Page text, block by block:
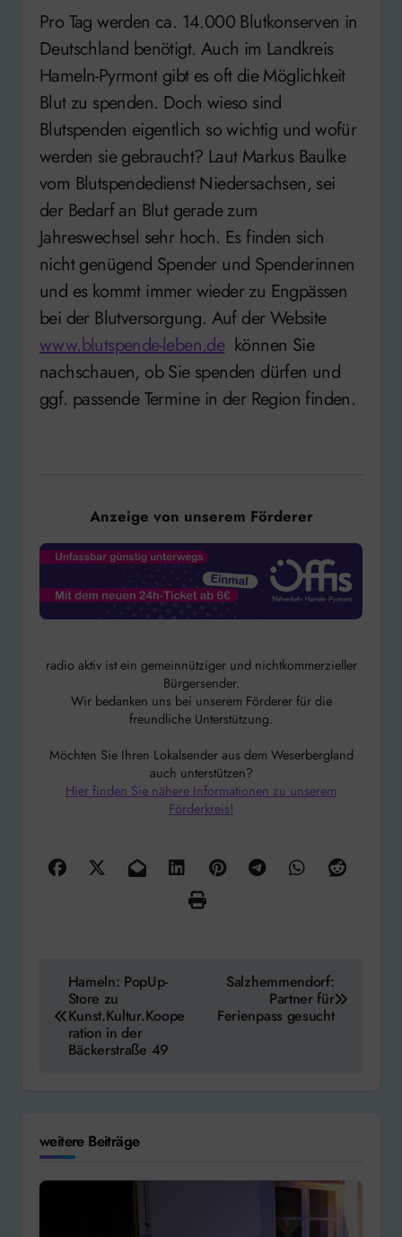
Pro Tag werden ca. 14.000 Blutkonserven in
Deutschland benötigt. Auch im Landkreis
Hameln-Pyrmont gibt es oft die Möglichkeit
Blut zu spenden. Doch wieso sind
Blutspenden eigentlich so wichtig und wofür
werden sie gebraucht? Laut Markus Baulke
vom Blutspendedienst Niedersachsen, sei
der Bedarf an Blut gerade zum
Jahreswechsel sehr hoch. Es finden sich
nicht genügend Spender und Spenderinnen
und es kommt immer wieder zu Engpässen
bei der Blutversorgung. Auf der Website
www.blutspende-leben.dekönnen Sie
nachschauen, ob Sie spenden dürfen und
ggf. passende Termine in der Region finden.
Anzeige von unserem Förderer
radio aktiv ist ein gemeinnütziger und nichtkommerzieller
Bürgersender.
Wir bedanken uns bei unserem Förderer für die
freundliche Unterstützung.
Möchten Sie Ihren Lokalsender aus dem Weserbergland
auch unterstützen?
Hier finden Sie nähere Informationen zu unserem
Förderkreis!
Beitragsnavigation
Hameln: PopUp-
Store zu
Kunst.Kultur.Koope
ration in der
Bäckerstraße 49
Salzhemmendorf:
Partner für
Ferienpass gesucht
weitere Beiträge